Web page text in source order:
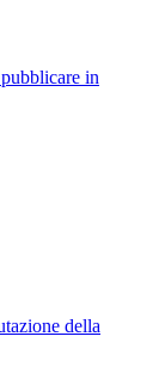
in
della